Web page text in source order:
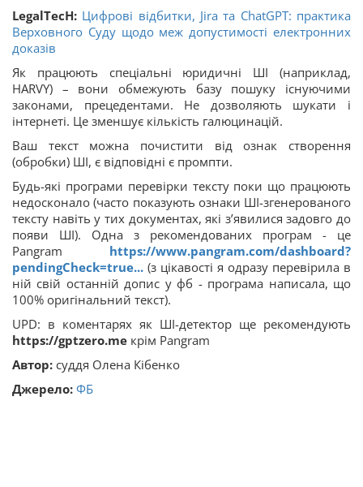
LegalTecH: Цифрові відбитки, Jira та ChatGPT: практика
Верховного Суду щодо меж допустимості електронних
доказів
Як працюють спеціальні юридичні ШІ (наприклад,
HARVY) – вони обмежують базу пошуку існуючими
законами, прецедентами. Не дозволяють шукати і
інтернеті. Це зменшує кількість галюцинацій.
Ваш текст можна почистити від ознак створення
(обробки) ШІ, є відповідні є промпти.
Будь-які програми перевірки тексту поки що працюють
недосконало (часто показують ознаки ШІ-згенерованого
тексту навіть у тих документах, які зʼявилися задовго до
появи ШІ). Одна з рекомендованих програм - це
Pangram https://www.pangram.com/dashboard?
pendingCheck=true... (з цікавості я одразу перевірила в
ній свій останній допис у фб - програма написала, що
100% оригінальний текст).
UPD: в коментарях як ШІ-детектор ще рекомендують
https://gptzero.me крім Pangram
Автор: суддя Олена Кібенко
Джерело: ФБ